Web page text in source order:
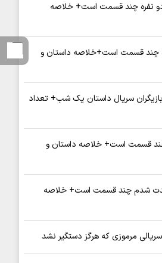
دو نفره چند قسمت است+ خلاصه
چند قسمت است+خلاصه داستان و
سریال داستان یک شب+ تعداد
قسمت است+ خلاصه داستان و
شدم چند قسمت است+ خلاصه
مرموزی که هرگز دستگیر نشد